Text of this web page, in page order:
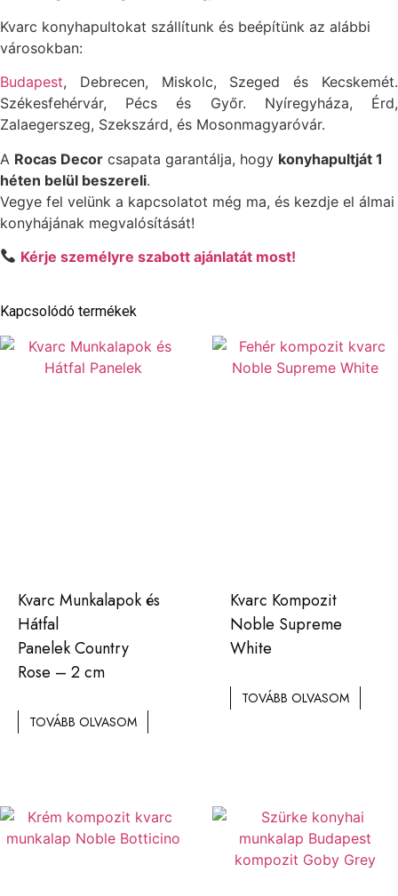
Kvarc konyhapultokat szállítunk és beépítünk az alábbi
városokban:
Budapest, Debrecen, Miskolc, Szeged és Kecskemét.
Székesfehérvár, Pécs és Győr. Nyíregyháza, Érd,
Zalaegerszeg, Szekszárd, és Mosonmagyaróvár.
A Rocas Decor csapata garantálja, hogy konyhapultját 1
héten belül beszereli.
Vegye fel velünk a kapcsolatot még ma, és kezdje el álmai
konyhájának megvalósítását!
Kérje személyre szabott ajánlatát most!
Kapcsolódó termékek
Kvarc Munkalapok és
Hátfal
Panelek Country
Rose – 2 cm
TOVÁBB OLVASOM
Kvarc Kompozit
Noble Supreme
White
TOVÁBB OLVASOM